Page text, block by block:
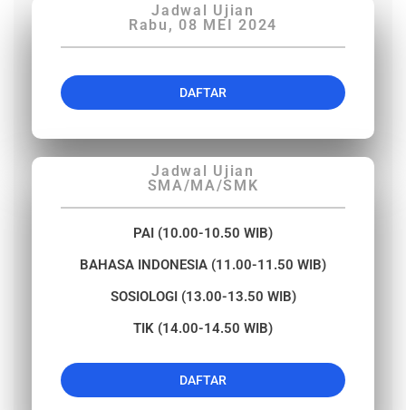
Jadwal Ujian
Rabu, 08 MEI 2024
DAFTAR
Jadwal Ujian
SMA/MA/SMK​
PAI (10.00-10.50 WIB)
BAHASA INDONESIA (11.00-11.50 WIB)
SOSIOLOGI (13.00-13.50 WIB)
TIK (14.00-14.50 WIB)
DAFTAR